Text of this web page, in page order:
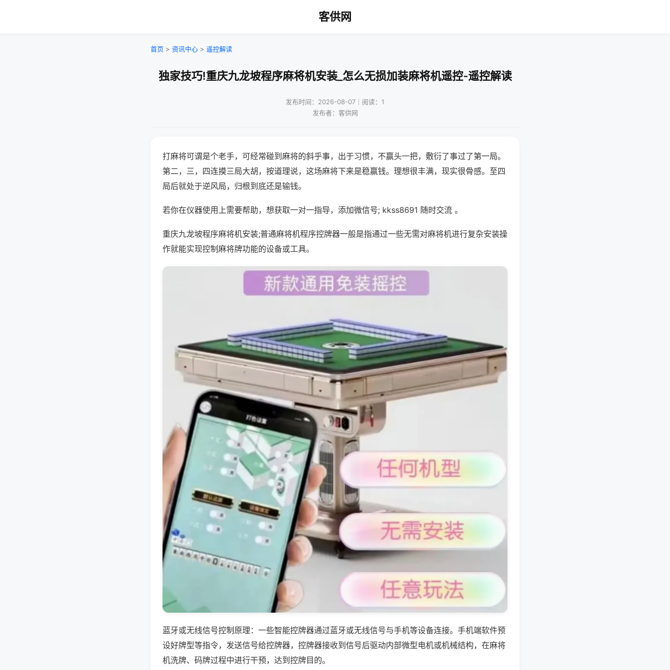
客供网
首页 > 资讯中心 > 遥控解读
独家技巧!重庆九龙坡程序麻将机安装_怎么无损加装麻将机遥控-遥控解读
发布时间：2026-08-07｜阅读：1
发布者：客供网
打麻将可谓是个老手，可经常碰到麻将的斜乎事，出于习惯，不赢头一把，敷衍了事过了第一局。
第二，三，四连摸三局大胡，按道理说，这场麻将下来是稳赢钱。理想很丰满，现实很骨感。至四
局后就处于逆风局，归根到底还是输钱。
若你在仪器使用上需要帮助，想获取一对一指导，添加微信号; kkss8691 随时交流 。
重庆九龙坡程序麻将机安装;普通麻将机程序控牌器一般是指通过一些无需对麻将机进行复杂安装操
作就能实现控制麻将牌功能的设备或工具。
蓝牙或无线信号控制原理：一些智能控牌器通过蓝牙或无线信号与手机等设备连接。手机端软件预
设好牌型等指令，发送信号给控牌器，控牌器接收到信号后驱动内部微型电机或机械结构，在麻将
机洗牌、码牌过程中进行干预，达到控牌目的。